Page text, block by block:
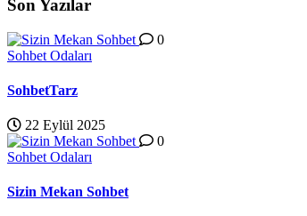
Son Yazılar
0
Sohbet Odaları
SohbetTarz
22 Eylül 2025
0
Sohbet Odaları
Sizin Mekan Sohbet